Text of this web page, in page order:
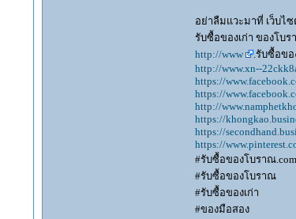
อย่าลืมแวะมาที่ เว็บไซ
รับซื้อของเก่า ของโบร
http://www
.รับซื้อขอ
http://www.xn--
https://
https://
http://
https://
https://
https://
#รับซื้อของโบราณ.com
#รับซื้อของโบราณ
#รับซื้อของเก่า
#ของมือสอง